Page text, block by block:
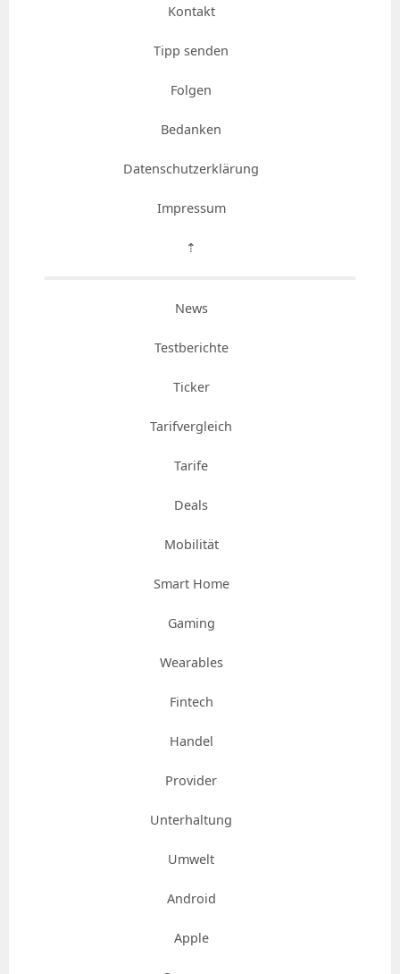
Kontakt
Tipp senden
Folgen
Bedanken
Datenschutzerklärung
Impressum
⇡
News
Testberichte
Ticker
Tarifvergleich
Tarife
Deals
Mobilität
Smart Home
Gaming
Wearables
Fintech
Handel
Provider
Unterhaltung
Umwelt
Android
Apple